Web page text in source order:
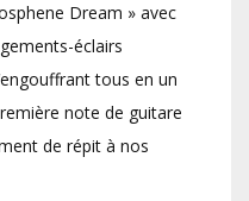
Dream » avec
éclairs
tous en un
note de guitare
de répit à nos